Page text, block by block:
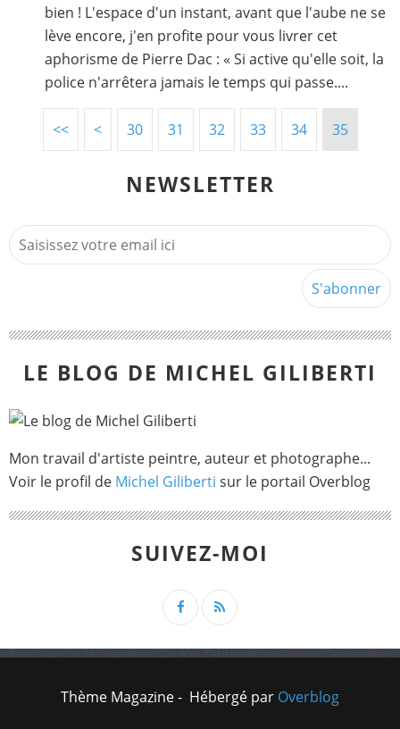
bien ! L'espace d'un instant, avant que l'aube ne se
lève encore, j'en profite pour vous livrer cet
aphorisme de Pierre Dac : « Si active qu'elle soit, la
police n'arrêtera jamais le temps qui passe....
<< < 10
20
30 31 32 33 34 35
NEWSLETTER
LE BLOG DE MICHEL GILIBERTI
Mon travail d'artiste peintre, auteur et photographe...
Voir le profil de Michel Giliberti sur le portail Overblog
SUIVEZ-MOI
Thème Magazine - Hébergé par Overblog